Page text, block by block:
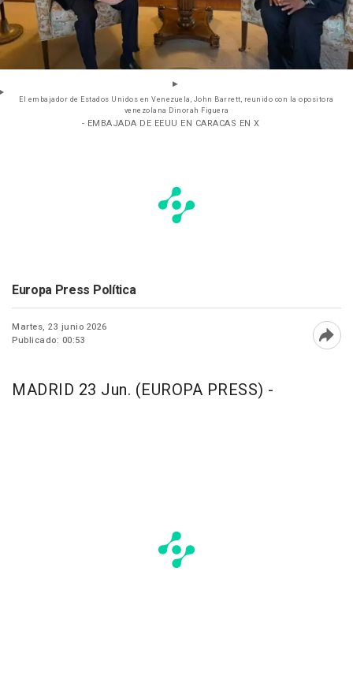
El embajador de Estados Unidos en Venezuela, John Barrett, reunido con la opositora
venezolana Dinorah Figuera
- EMBAJADA DE EEUU EN CARACAS EN X
Europa Press Política
Martes, 23 junio 2026
Publicado: 00:53
MADRID 23 Jun. (EUROPA PRESS) -